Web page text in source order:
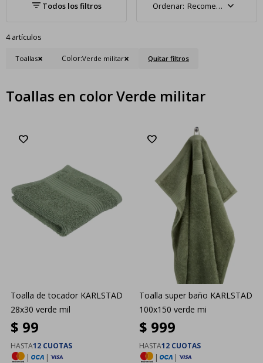
Recomendados
4 artículos
Toallas Color:Verde militar Quitar filtros
Toallas en color Verde militar
Toalla de tocador KARLSTAD
28x30 verde mil
$ 99
HASTA12 CUOTAS
|
|
Toalla super baño KARLSTAD
100x150 verde mi
$ 999
HASTA12 CUOTAS
|
|